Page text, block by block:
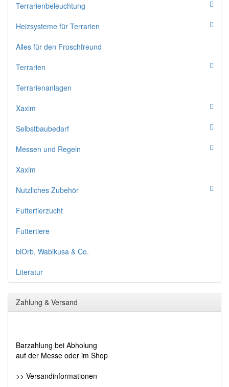
Terrarienbeleuchtung
Heizsysteme für Terrarien
Alles für den Froschfreund
Terrarien
Terrarienanlagen
Xaxim
Selbstbaubedarf
Messen und Regeln
Xaxim
Nutzliches Zubehör
Futtertierzucht
Futtertiere
biOrb, Wabikusa & Co.
Literatur
Zahlung & Versand
Barzahlung bei Abholung
auf der Messe oder im Shop
>> Versandinformationen